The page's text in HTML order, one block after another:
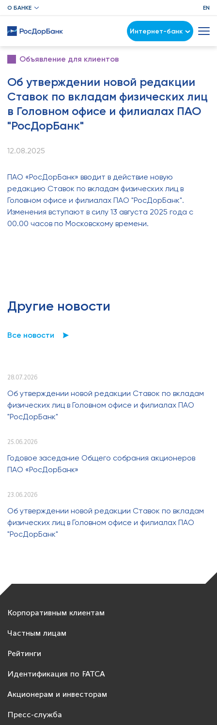
О БАНКЕ EN
Интернет-банк
Объявление для клиентов
Об утверждении новой редакции
Ставок по вкладам физических лиц
в Головном офисе и филиалах ПАО
"РосДорБанк"
12.08.2025
ПАО «РосДорБанк» вводит в действие новую
редакцию Ставок по вкладам физических лиц в
Головном офисе и филиалах ПАО "РосДорБанк".
Изменения вступают в силу 13 августа 2025 года с
00.00 часов по Московскому времени.
Другие новости
Все новости
28.07.2026
Об утверждении новой редакции Ставок по вкладам
физических лиц в Головном офисе и филиалах ПАО
"РосДорБанк"
25.06.2026
Годовое заседание Общего собрания акционеров
ПАО «РосДорБанк»
23.06.2026
Об утверждении новой редакции Ставок по вкладам
физических лиц в Головном офисе и филиалах ПАО
"РосДорБанк"
Корпоративным клиентам
Частным лицам
Рейтинги
Идентификация по FATCA
Акционерам и инвесторам
Пресс-служба